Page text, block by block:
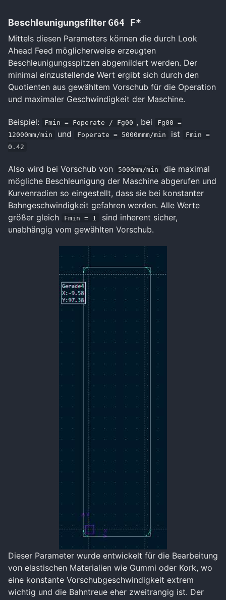
Beschleunigungsfilter G64 F*
Mittels diesen Parameters können die durch Look
Ahead Feed möglicherweise erzeugten
Beschleunigungsspitzen abgemildert werden. Der
minimal einzustellende Wert ergibt sich durch den
Quotienten aus gewähltem Vorschub für die Operation
und maximaler Geschwindigkeit der Maschine.
Beispiel: Fmin = Foperate / Fg00 , bei
Fg00 =
12000mm/min
und Foperate = 5000mmm/min ist
Fmin =
0.42
Also wird bei Vorschub von 5000mm/min
die maximal
mögliche Beschleunigung der Maschine abgerufen und
Kurvenradien so eingestellt, dass sie bei konstanter
Bahngeschwindigkeit gefahren werden. Alle Werte
größer gleich
Fmin = 1
sind inherent sicher,
unabhängig vom gewählten Vorschub.
Dieser Parameter wurde entwickelt für die Bearbeitung
von elastischen Materialien wie Gummi oder Kork, wo
eine konstante Vorschubgeschwindigkeit extrem
wichtig und die Bahntreue eher zweitrangig ist. Der